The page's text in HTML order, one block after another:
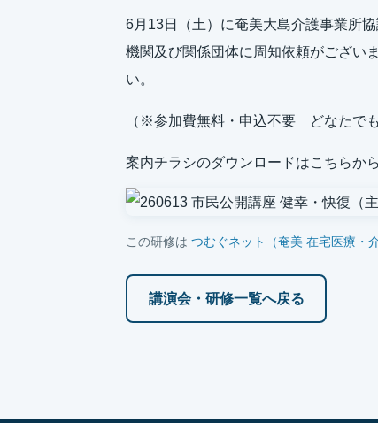
6月13日（土）に奄美大島介護事業所
機関及び関係団体に周知依頼がござい
い。
（※参加費無料・申込不要 どなたで
案内チラシのダウンロードはこちら
この研修は つむぐネット（奄美 在宅医療・
講演会・研修一覧へ戻る